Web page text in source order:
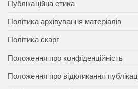
Публікаційна етика
Політика архівування матеріалів
Політика скарг
Положення про конфіденційність
Положення про відкликання